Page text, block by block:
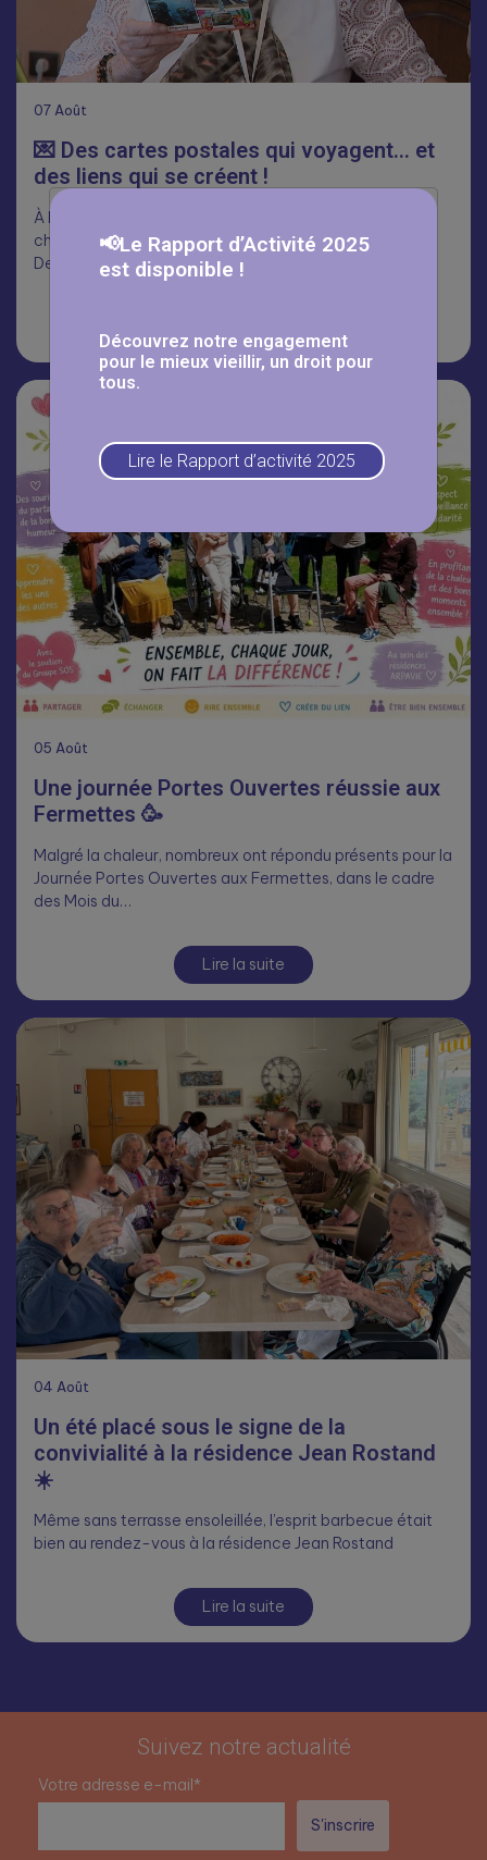
07 Août
💌 Des cartes postales qui voyagent… et
des liens qui se créent !
À l’Ehpad Les Érables à Yutz, les résident.e.s attendent
chaque jour avec impatience le passage du facteur.
Depuis 2023, grâce…
05 Août
Une journée Portes Ouvertes réussie aux
Fermettes 🥳
Malgré la chaleur, nombreux ont répondu présents pour la
Journée Portes Ouvertes aux Fermettes, dans le cadre
des Mois du…
Lire la suite
04 Août
Un été placé sous le signe de la
convivialité à la résidence Jean Rostand
☀️
Même sans terrasse ensoleillée, l’esprit barbecue était
bien au rendez-vous à la résidence Jean Rostand
Lire la suite
Suivez notre actualité
Votre adresse e-mail*
📢Le Rapport d’Activité 2025
est disponible !
Découvrez notre engagement
pour le mieux vieillir, un droit pour
tous.
Lire le Rapport d’activité 2025